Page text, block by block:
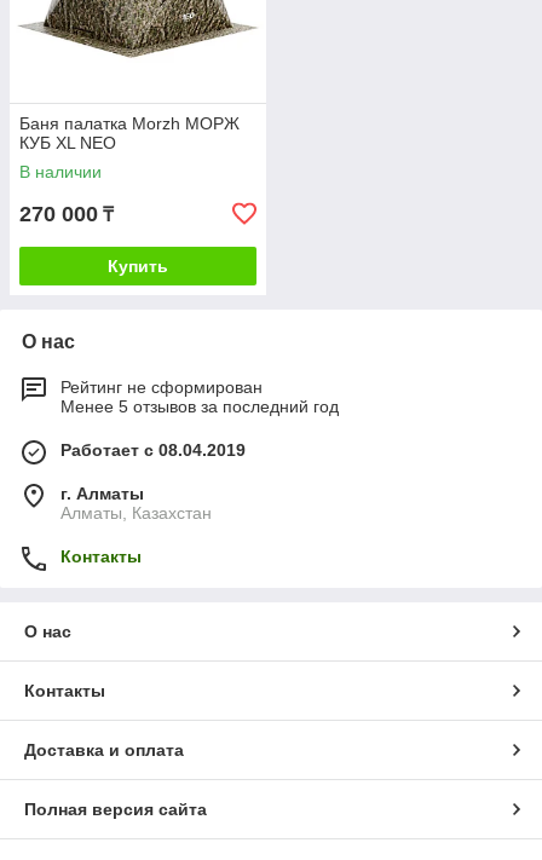
Баня палатка Morzh МОРЖ
КУБ XL NEO
В наличии
270 000 ₸
Купить
О нас
Рейтинг не сформирован
Менее 5 отзывов за последний год
Работает с 08.04.2019
г. Алматы
Алматы, Казахстан
Контакты
О нас
Контакты
Доставка и оплата
Полная версия сайта